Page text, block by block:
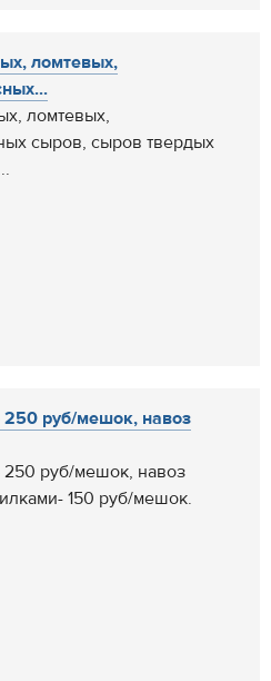
ломтевых,
ломтевых,
сыров, сыров твердых
250 руб/мешок, навоз
250 руб/мешок, навоз
150 руб/мешок.